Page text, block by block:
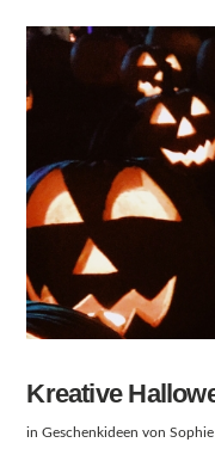
Kreative
inGeschenkideen von Sophie